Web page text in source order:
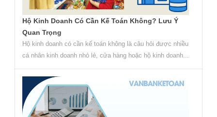
Hộ Kinh Doanh Có Cần Kế Toán Không? Lưu Ý
Quan Trọng
Hộ kinh doanh có cần kế toán không là câu hỏi được nhiều
cá nhân kinh doanh nhỏ lẻ, cửa hàng hoặc hộ kinh doanh...